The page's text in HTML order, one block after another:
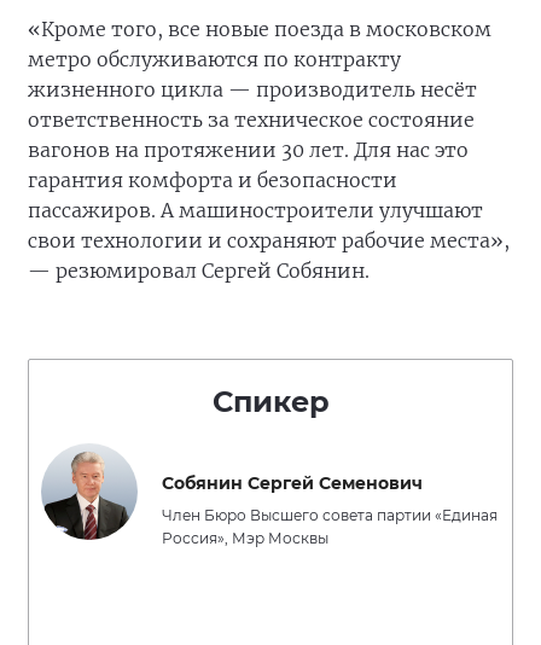
«Кроме того, все новые поезда в московском
метро обслуживаются по контракту
жизненного цикла — производитель несёт
ответственность за техническое состояние
вагонов на протяжении 30 лет. Для нас это
гарантия комфорта и безопасности
пассажиров. А машиностроители улучшают
свои технологии и сохраняют рабочие места»,
— резюмировал Сергей Собянин.
Спикер
Собянин Сергей Семенович
Член Бюро Высшего совета партии «Единая
Россия», Мэр Москвы